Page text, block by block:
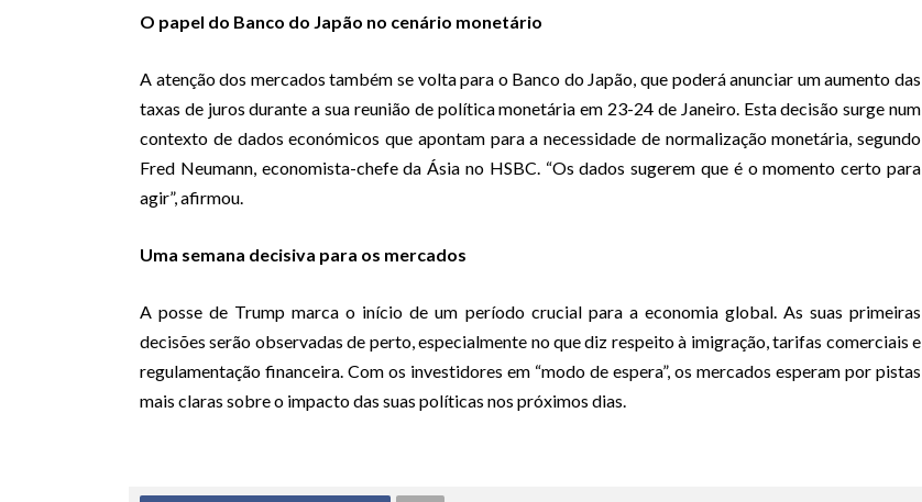
O papel do Banco do Japão no cenário monetário
A atenção dos mercados também se volta para o Banco do Japão, que poderá anunciar um aumento das
taxas de juros durante a sua reunião de política monetária em 23-24 de Janeiro. Esta decisão surge num
contexto de dados económicos que apontam para a necessidade de normalização monetária, segundo
Fred Neumann, economista-chefe da Ásia no HSBC. “Os dados sugerem que é o momento certo para
agir”, afirmou.
Uma semana decisiva para os mercados
A posse de Trump marca o início de um período crucial para a economia global. As suas primeiras
decisões serão observadas de perto, especialmente no que diz respeito à imigração, tarifas comerciais e
regulamentação financeira. Com os investidores em “modo de espera”, os mercados esperam por pistas
mais claras sobre o impacto das suas políticas nos próximos dias.